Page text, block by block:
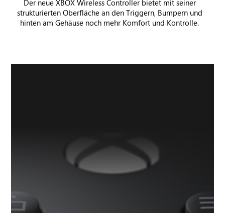
Der neue XBOX Wireless Controller bietet mit seiner
strukturierten Oberfläche an den Triggern, Bumpern und
hinten am Gehäuse noch mehr Komfort und Kontrolle.